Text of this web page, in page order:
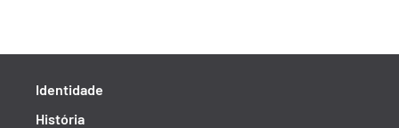
Identidade
História